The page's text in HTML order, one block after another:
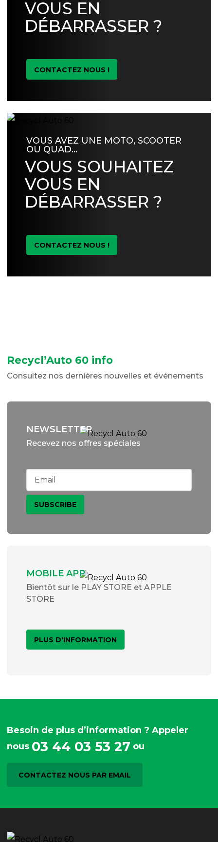
VOUS EN
DÉBARRASSER ?
CONTACTEZ NOUS !
VOUS AVEZ UNE MOTO, SCOOTER
OU QUAD…
VOUS SOUHAITEZ
VOUS EN
DÉBARRASSER ?
CONTACTEZ NOUS !
Recycl’Auto 60 info
Consultez nos dernières nouvelles et événements
NEWSLETTER
Recevez nos offres spéciales
MOBILE APP
Bientôt sur le PLAY STORE et APPLE
STORE
PLUS D'INFORMATION
Besoin de plus d’information ? Appeler
nous 03 44 03 53 27 ou
CONTACTEZ NOUS PAR EMAIL